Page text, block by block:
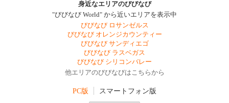
身近なエリアのびびなび
"びびなび World" から近いエリアを表示中
びびなび ロサンゼルス
びびなび オレンジカウンティー
びびなび サンディエゴ
びびなび ラスベガス
びびなび シリコンバレー
他エリアのびびなびはこちらから
PC版 スマートフォン版